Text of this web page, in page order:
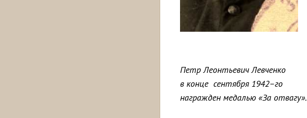
Петр Леонтьевич Левченко
в конце сентября 1942–го
награжден медалью «За отвагу».